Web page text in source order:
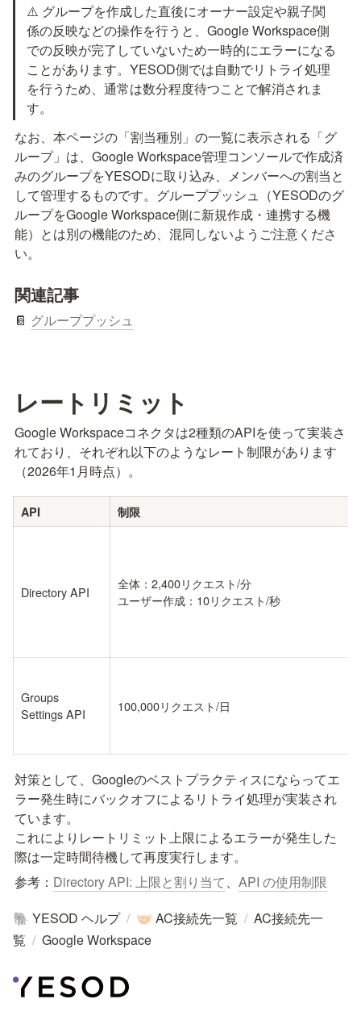
⚠️ グループを作成した直後にオーナー設定や親子関
係の反映などの操作を行うと、Google Workspace側
での反映が完了していないため一時的にエラーになる
ことがあります。YESOD側では自動でリトライ処理
を行うため、通常は数分程度待つことで解消されま
す。
なお、本ページの「割当種別」の一覧に表示される「グ
ループ」は、Google Workspace管理コンソールで作成済
みのグループをYESODに取り込み、メンバーへの割当と
して管理するものです。グループプッシュ（YESODのグ
ループをGoogle Workspace側に新規作成・連携する機
能）とは別の機能のため、混同しないようご注意くださ
い。
関連記事
📔 グループプッシュ
レートリミット
Google Workspaceコネクタは2種類のAPIを使って実装さ
れており、それぞれ以下のようなレート制限があります
（2026年1月時点）。
API 制限
Directory API
全体：2,400リクエスト/分
ユーザー作成：10リクエスト/秒
Groups
Settings API
100,000リクエスト/日
対策として、Googleのベストプラクティスにならってエ
ラー発生時にバックオフによるリトライ処理が実装され
ています。
これによりレートリミット上限によるエラーが発生した
際は一定時間待機して再度実行します。
参考： Directory API: 上限と割り当て、 API の使用制限
🐘 YESOD ヘルプ / 🤝🏻 AC接続先一覧 / AC接続先一
覧 / Google Workspace